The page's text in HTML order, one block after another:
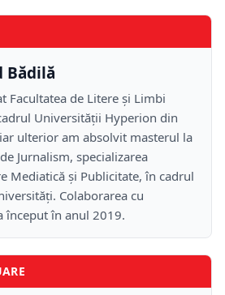
Bădilă
Facultatea de Litere și Limbi
Universității Hyperion din
ulterior am absolvit masterul la
Jurnalism, specializarea
Mediatică și Publicitate, în cadrul
Colaborarea cu
început în anul 2019.